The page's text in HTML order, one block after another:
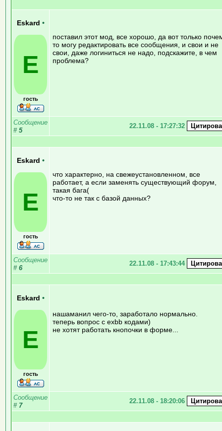
Eskard •
E
гость
поставил этот мод, все хорошо, да вот только
то могу редактировать все сообщения, и свои и не
свои, даже логиниться не надо, подскажите, в чем
проблема?
Сообщение
# 5
22.11.08 - 17:27:32
Eskard •
E
гость
что характерно, на свежеустановленном, все
работает, а если заменять существующий форум,
такая бага(
что-то не так с базой данных?
Сообщение
# 6
22.11.08 - 17:43:44
Eskard •
E
гость
нашаманил чего-то, заработало нормально.
теперь вопрос с exbb кодами)
не хотят работать кнопочки в форме...
Сообщение
# 7
22.11.08 - 18:20:06